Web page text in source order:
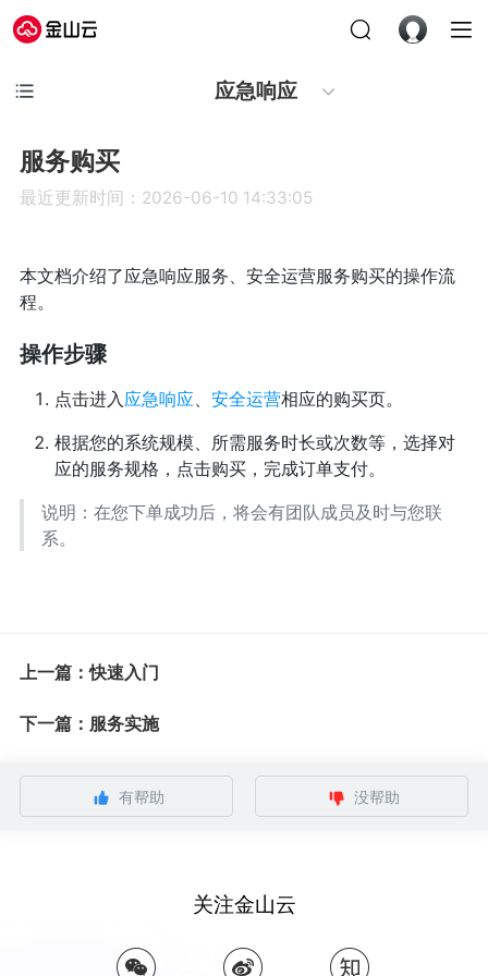
应急响应
服务购买
最近更新时间：2026-06-10 14:33:05
本文档介绍了应急响应服务、安全运营服务购买的操作流
程。
操作步骤
点击进入应急响应、 安全运营相应的购买页。
根据您的系统规模、所需服务时长或次数等，选择对
应的服务规格，点击购买，完成订单支付。
说明：在您下单成功后，将会有团队成员及时与您联
系。
上一篇：快速入门
下一篇：服务实施
有帮助 没帮助
关注金山云